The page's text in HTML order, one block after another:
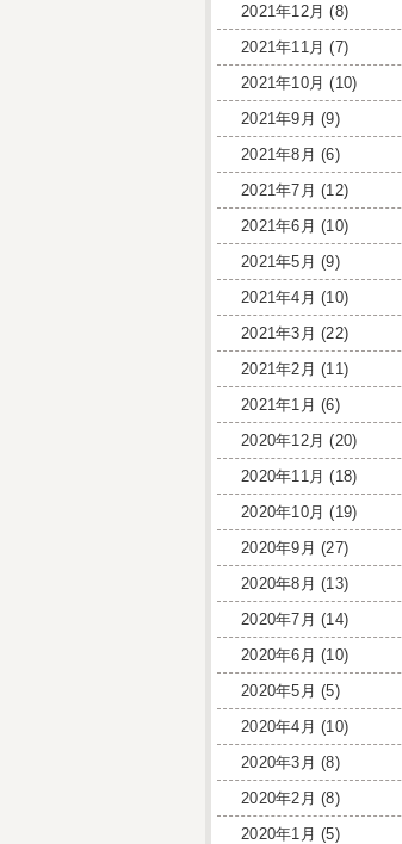
2021年12月 (8)
2021年11月 (7)
2021年10月 (10)
2021年9月 (9)
2021年8月 (6)
2021年7月 (12)
2021年6月 (10)
2021年5月 (9)
2021年4月 (10)
2021年3月 (22)
2021年2月 (11)
2021年1月 (6)
2020年12月 (20)
2020年11月 (18)
2020年10月 (19)
2020年9月 (27)
2020年8月 (13)
2020年7月 (14)
2020年6月 (10)
2020年5月 (5)
2020年4月 (10)
2020年3月 (8)
2020年2月 (8)
2020年1月 (5)